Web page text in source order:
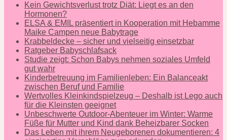
Kein Gewichtsverlust trotz Diät: Liegt es an den
Hormonen?
ELSA & EMIL präsentiert in Kooperation mit Hebamme
Maike Campen neue Babytrage
Krabbeldecke – sicher und vielseitig einsetzbar
Ratgeber Babyschlafsack
Studie zeigt: Schon Babys nehmen soziales Umfeld
gut wahr
Kinderbetreuung im Familienleben: Ein Balanceakt
zwischen Beruf und Familie
Wertvolles Kleinkindspielzeug – Deshalb ist Lego auch
für die Kleinsten geeignet
Unbeschwerte Outdoor-Abenteuer im Winter: Warme
Füße für Mutter und Kind dank Beheizbarer Socken
Das Leben mit ihrem Neugeborenen dokumentieren: 4